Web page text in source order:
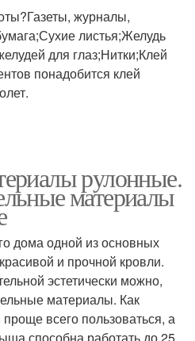
журналы,
листья;Желудь
для глаз;Нитки;Клей
понадобится клей
рулонные.
материалы
дома одной из основных
и прочной кровли.
эстетически можно,
материалы. Как
всего пользоваться, а